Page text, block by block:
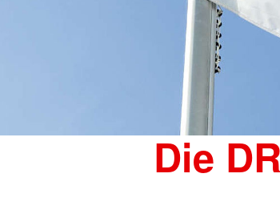
Die